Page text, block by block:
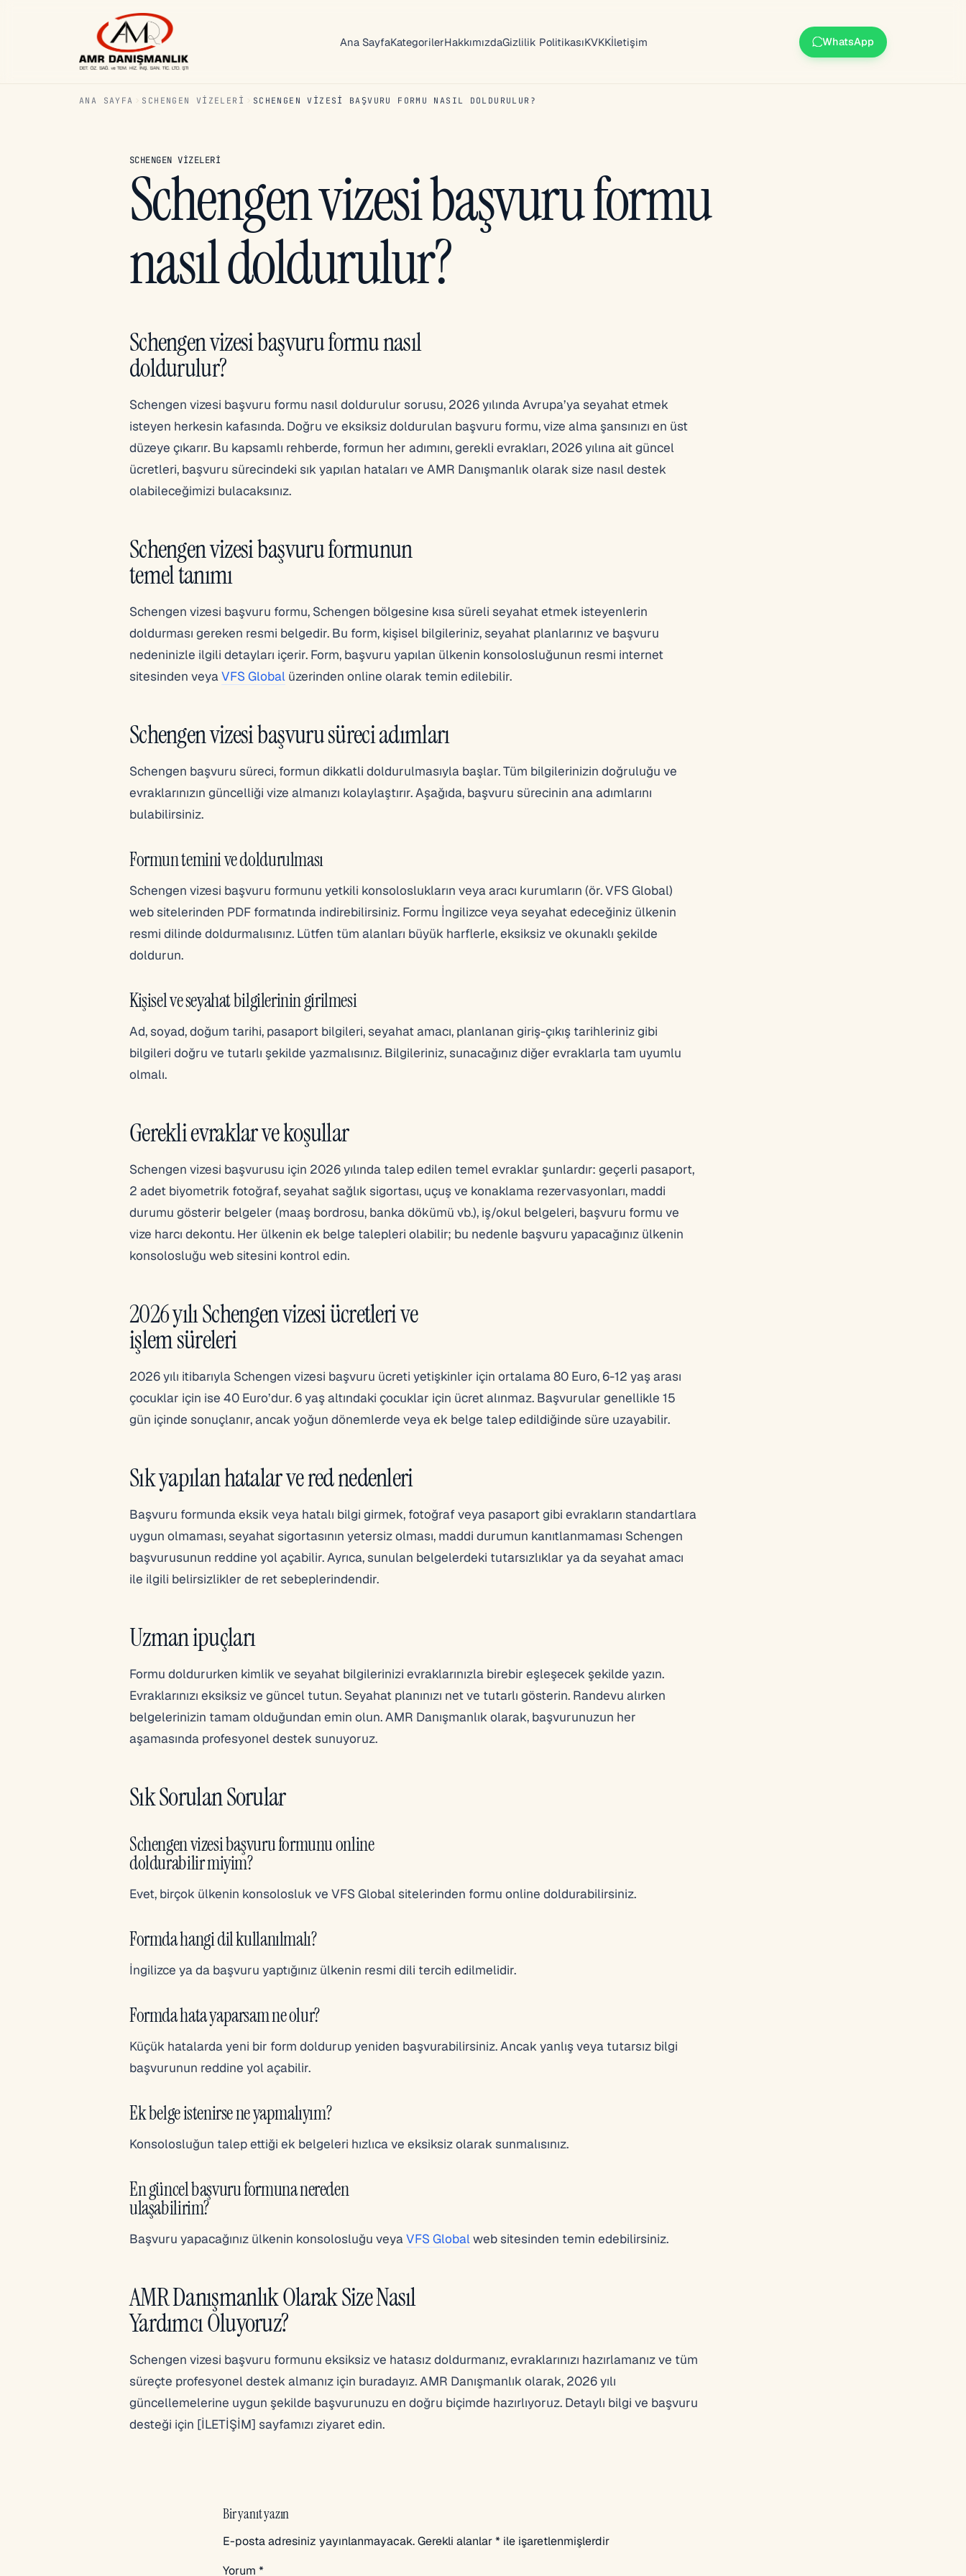
Ana SayfaKategorilerHakkımızdaGizlilik PolitikasıKVKKİletişim WhatsApp
ANA SAYFA SCHENGEN VIZELERI SCHENGEN VIZESI BAŞVURU FORMU NASIL DOLDURULUR?
SCHENGEN VIZELERI
Schengen vizesi başvuru formu
nasıl doldurulur?
Schengen vizesi başvuru formu nasıl
doldurulur?
Schengen vizesi başvuru formu nasıl doldurulur sorusu, 2026 yılında Avrupa’ya seyahat etmek
isteyen herkesin kafasında. Doğru ve eksiksiz doldurulan başvuru formu, vize alma şansınızı en üst
düzeye çıkarır. Bu kapsamlı rehberde, formun her adımını, gerekli evrakları, 2026 yılına ait güncel
ücretleri, başvuru sürecindeki sık yapılan hataları ve AMR Danışmanlık olarak size nasıl destek
olabileceğimizi bulacaksınız.
Schengen vizesi başvuru formunun
temel tanımı
Schengen vizesi başvuru formu, Schengen bölgesine kısa süreli seyahat etmek isteyenlerin
doldurması gereken resmi belgedir. Bu form, kişisel bilgileriniz, seyahat planlarınız ve başvuru
nedeninizle ilgili detayları içerir. Form, başvuru yapılan ülkenin konsolosluğunun resmi internet
sitesinden veyaVFS Global üzerinden online olarak temin edilebilir.
Schengen vizesi başvuru süreci adımları
Schengen başvuru süreci, formun dikkatli doldurulmasıyla başlar. Tüm bilgilerinizin doğruluğu ve
evraklarınızın güncelliği vize almanızı kolaylaştırır. Aşağıda, başvuru sürecinin ana adımlarını
bulabilirsiniz.
Formun temini ve doldurulması
Schengen vizesi başvuru formunu yetkili konsoloslukların veya aracı kurumların (ör. VFS Global)
web sitelerinden PDF formatında indirebilirsiniz. Formu İngilizce veya seyahat edeceğiniz ülkenin
resmi dilinde doldurmalısınız. Lütfen tüm alanları büyük harflerle, eksiksiz ve okunaklı şekilde
doldurun.
Kişisel ve seyahat bilgilerinin girilmesi
Ad, soyad, doğum tarihi, pasaport bilgileri, seyahat amacı, planlanan giriş-çıkış tarihleriniz gibi
bilgileri doğru ve tutarlı şekilde yazmalısınız. Bilgileriniz, sunacağınız diğer evraklarla tam uyumlu
olmalı.
Gerekli evraklar ve koşullar
Schengen vizesi başvurusu için 2026 yılında talep edilen temel evraklar şunlardır: geçerli pasaport,
2 adet biyometrik fotoğraf, seyahat sağlık sigortası, uçuş ve konaklama rezervasyonları, maddi
durumu gösterir belgeler (maaş bordrosu, banka dökümü vb.), iş/okul belgeleri, başvuru formu ve
vize harcı dekontu. Her ülkenin ek belge talepleri olabilir; bu nedenle başvuru yapacağınız ülkenin
konsolosluğu web sitesini kontrol edin.
2026 yılı Schengen vizesi ücretleri ve
işlem süreleri
2026 yılı itibarıyla Schengen vizesi başvuru ücreti yetişkinler için ortalama 80 Euro, 6-12 yaş arası
çocuklar için ise 40 Euro’dur. 6 yaş altındaki çocuklar için ücret alınmaz. Başvurular genellikle 15
gün içinde sonuçlanır, ancak yoğun dönemlerde veya ek belge talep edildiğinde süre uzayabilir.
Sık yapılan hatalar ve red nedenleri
Başvuru formunda eksik veya hatalı bilgi girmek, fotoğraf veya pasaport gibi evrakların standartlara
uygun olmaması, seyahat sigortasının yetersiz olması, maddi durumun kanıtlanmaması Schengen
başvurusunun reddine yol açabilir. Ayrıca, sunulan belgelerdeki tutarsızlıklar ya da seyahat amacı
ile ilgili belirsizlikler de ret sebeplerindendir.
Uzman ipuçları
Formu doldururken kimlik ve seyahat bilgilerinizi evraklarınızla birebir eşleşecek şekilde yazın.
Evraklarınızı eksiksiz ve güncel tutun. Seyahat planınızı net ve tutarlı gösterin. Randevu alırken
belgelerinizin tamam olduğundan emin olun. AMR Danışmanlık olarak, başvurunuzun her
aşamasında profesyonel destek sunuyoruz.
Sık Sorulan Sorular
Schengen vizesi başvuru formunu online
doldurabilir miyim?
Evet, birçok ülkenin konsolosluk ve VFS Global sitelerinden formu online doldurabilirsiniz.
Formda hangi dil kullanılmalı?
İngilizce ya da başvuru yaptığınız ülkenin resmi dili tercih edilmelidir.
Formda hata yaparsam ne olur?
Küçük hatalarda yeni bir form doldurup yeniden başvurabilirsiniz. Ancak yanlış veya tutarsız bilgi
başvurunun reddine yol açabilir.
Ek belge istenirse ne yapmalıyım?
Konsolosluğun talep ettiği ek belgeleri hızlıca ve eksiksiz olarak sunmalısınız.
En güncel başvuru formuna nereden
ulaşabilirim?
Başvuru yapacağınız ülkenin konsolosluğu veyaVFS Globalweb sitesinden temin edebilirsiniz.
AMR Danışmanlık Olarak Size Nasıl
Yardımcı Oluyoruz?
Schengen vizesi başvuru formunu eksiksiz ve hatasız doldurmanız, evraklarınızı hazırlamanız ve tüm
süreçte profesyonel destek almanız için buradayız. AMR Danışmanlık olarak, 2026 yılı
güncellemelerine uygun şekilde başvurunuzu en doğru biçimde hazırlıyoruz. Detaylı bilgi ve başvuru
desteği için [İLETİŞİM] sayfamızı ziyaret edin.
Bir yanıt yazın
E-posta adresiniz yayınlanmayacak.Gerekli alanlar* ile işaretlenmişlerdir
Yorum *